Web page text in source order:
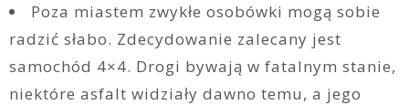
Poza miastem zwykłe osobówki mogą sobie
radzić słabo. Zdecydowanie zalecany jest
samochód 4×4. Drogi bywają w fatalnym stanie,
niektóre asfalt widziały dawno temu, a jego